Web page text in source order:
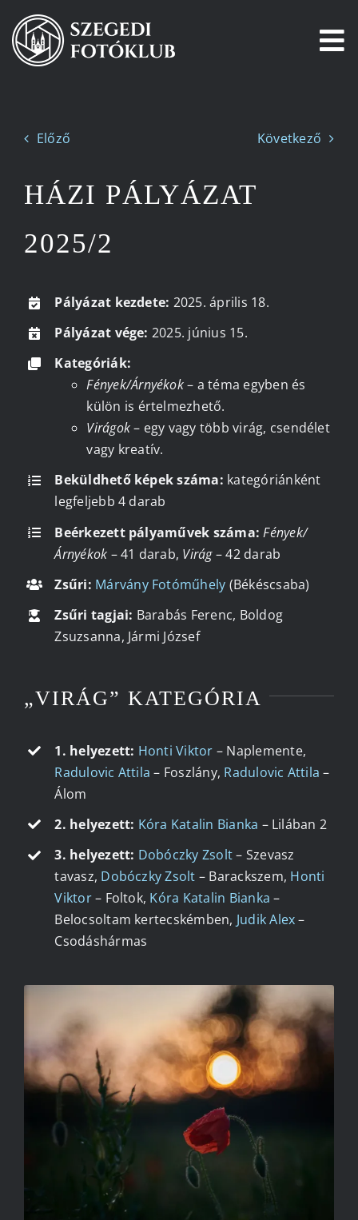
Kihagyás
Galéria
Pályázatok
Tagjaink
Csatlakozz!
Történetünk
Előző Következő
HÁZI PÁLYÁZAT
2025/2
Pályázat kezdete: 2025. április 18.
Pályázat vége: 2025. június 15.
Kategóriák:
Fények/Árnyékok– a téma egyben és
külön is értelmezhető.
Virágok– egy vagy több virág, csendélet
vagy kreatív.
Beküldhető képek száma: kategóriánként
legfeljebb 4 darab
Beérkezett pályaművek száma: Fények/
Árnyékok – 41 darab, Virág– 42 darab
Zsűri: Márvány Fotóműhely (Békéscsaba)
Zsűri tagjai: Barabás Ferenc, Boldog
Zsuzsanna, Jármi József
„VIRÁG” KATEGÓRIA
1. helyezett: Honti Viktor – Naplemente,
Radulovic Attila – Foszlány, Radulovic Attila –
Álom
2. helyezett: Kóra Katalin Bianka – Lilában 2
3. helyezett: Dobóczky Zsolt– Szevasz
tavasz, Dobóczky Zsolt – Barackszem, Honti
Viktor– Foltok, Kóra Katalin Bianka –
Belocsoltam kertecskémben, Judik Alex–
Csodáshármas
HONTI VIKTOR – NAPLEMENTE